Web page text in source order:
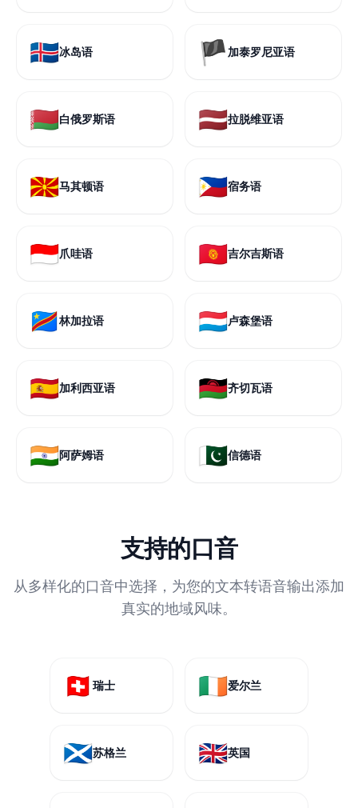
🇮🇸冰岛语 🏴 加泰罗尼亚语
🇧🇾白俄罗斯语 🇱🇻拉脱维亚语
🇲🇰马其顿语 🇵🇭宿务语
🇮🇩爪哇语 🇰🇬吉尔吉斯语
🇨🇩林加拉语 🇱🇺卢森堡语
🇪🇸加利西亚语 🇲🇼齐切瓦语
🇮🇳阿萨姆语 🇵🇰信德语
支持的口音
从多样化的口音中选择，为您的文本转语音输出添加
真实的地域风味。
🇨🇭 瑞士 🇮🇪爱尔兰
🏴󠁧󠁢󠁳󠁣󠁴󠁿苏格兰 🇬🇧英国